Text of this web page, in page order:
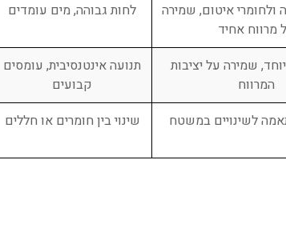
ולחומרי איטום, שמירה
מרווח אחיד
לחות גבוהה, מים עומדים
שמירה על יציבות
המרווח
תנועה אינטנסיבית, עומסים
קבועים
לשינויים במשטח שינוי בין חומרים או חללים